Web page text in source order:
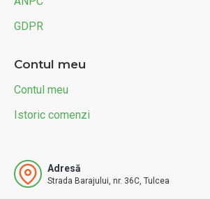
GDPR
Contul meu
Contul meu
Istoric comenzi
Adresă
Strada Barajului, nr. 36C, Tulcea